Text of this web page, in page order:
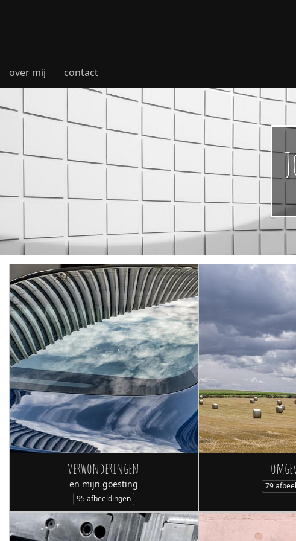
over mij contact
verwonderingen
en mijn goesting
95 afbeeldingen
79